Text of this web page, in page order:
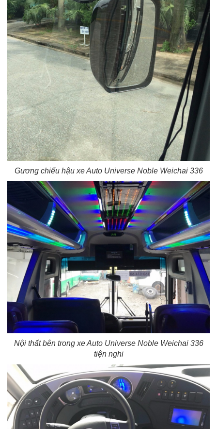
Gương chiếu hậu xe Auto Universe Noble Weichai 336
Nội thất bên trong xe Auto Universe Noble Weichai 336
tiện nghi